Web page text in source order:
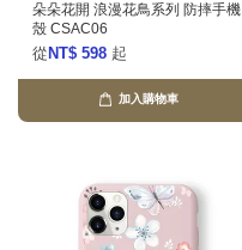
朵朵花開 浪漫花鳥系列 防摔手機
殼 CSAC06
從 NT$ 598 起
加入購物車